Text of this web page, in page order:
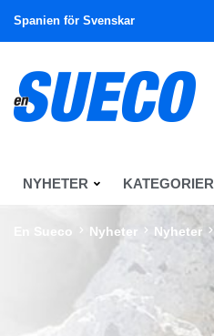
Spanien för Svenskar
NYHETER KATEGORIER
En Sueco Nyheter Nyheter